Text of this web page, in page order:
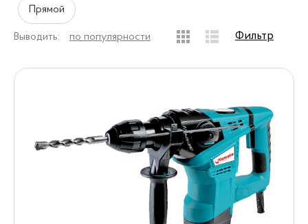
Прямой
Выводить: по популярности Фильтр